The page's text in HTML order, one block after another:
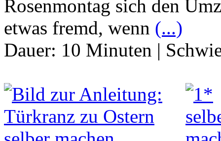
Rosenmontag sich den
etwas fremd, wenn (...)
Dauer: 10 Minuten |